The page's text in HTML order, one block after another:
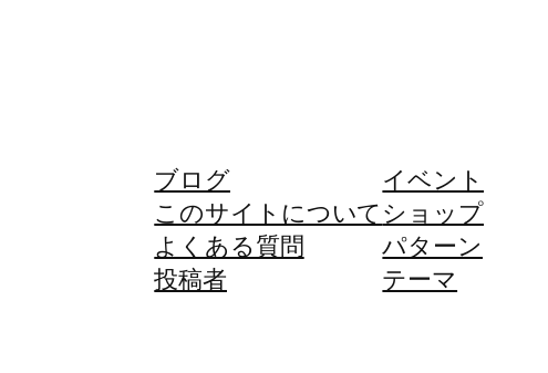
ブログ
このサイトについて
よくある質問
投稿者
イベント
ショップ
パターン
テーマ